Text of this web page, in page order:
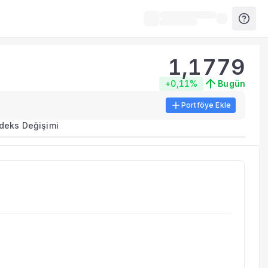
metrikleri listelenir.
benzer fonları inceleyebilirsiniz.
1,1779
+0,11% Bugün
Portföye Ekle
Değişimi